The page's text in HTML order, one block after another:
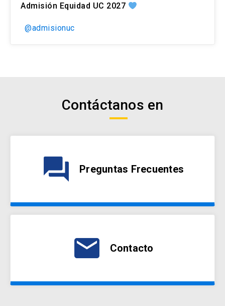
Admisión Equidad UC 2027
@admisionuc
Contáctanos en
question_answer Preguntas Frecuentes
email Contacto